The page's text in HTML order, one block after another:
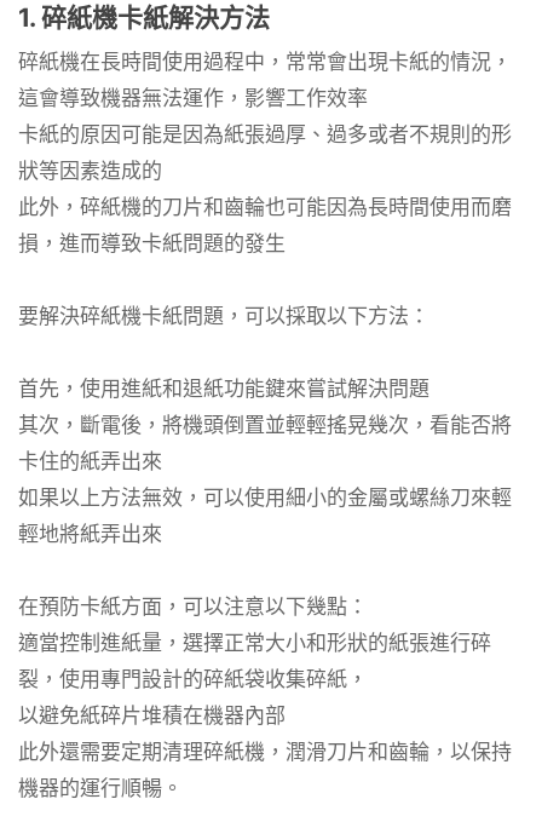
1. 碎紙機卡紙解決方法
碎紙機在長時間使用過程中，常常會出現卡紙的情況，
這會導致機器無法運作，影響工作效率
卡紙的原因可能是因為紙張過厚、過多或者不規則的形
狀等因素造成的
此外，碎紙機的刀片和齒輪也可能因為長時間使用而磨
損，進而導致卡紙問題的發生
要解決碎紙機卡紙問題，可以採取以下方法：
首先，使用進紙和退紙功能鍵來嘗試解決問題
其次，斷電後，將機頭倒置並輕輕搖晃幾次，看能否將
卡住的紙弄出來
如果以上方法無效，可以使用細小的金屬或螺絲刀來輕
輕地將紙弄出來
在預防卡紙方面，可以注意以下幾點：
適當控制進紙量，選擇正常大小和形狀的紙張進行碎
裂，使用專門設計的碎紙袋收集碎紙，
以避免紙碎片堆積在機器內部
此外還需要定期清理碎紙機，潤滑刀片和齒輪，以保持
機器的運行順暢。